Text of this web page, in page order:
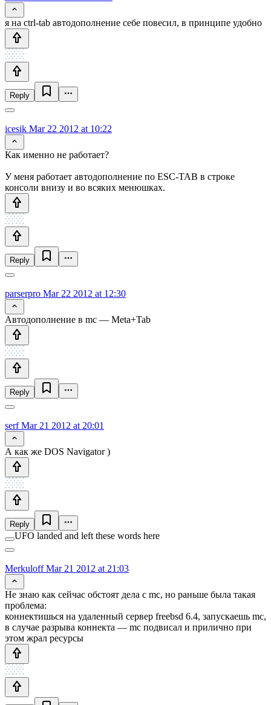
я на ctrl-tab автодополнение себе повесил, в принципе удобно
Reply
icesik Mar 22 2012 at 10:22
Как именно не работает?
У меня работает автодополнение по ESC-TAB в строке
консоли внизу и во всяких менюшках.
Reply
parserpro Mar 22 2012 at 12:30
Автодополнение в mc — Meta+Tab
Reply
serfMar 21 2012 at 20:01
А как же DOS Navigator )
Reply
UFO landed and left these words here
MerkuloffMar 21 2012 at 21:03
Не знаю как сейчас обстоят дела с mc, но раньше была такая
проблема:
коннектишься на удаленный сервер freebsd 6.4, запускаешь mc,
в случае разрыва коннекта — mc подвисал и прилично при
этом жрал ресурсы